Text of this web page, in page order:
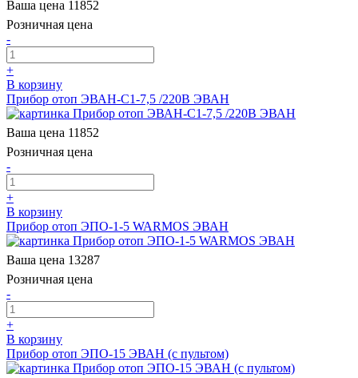
Ваша цена 11852
Розничная цена
-
+
В корзину
Прибор отоп ЭВАН-С1-7,5 /220В ЭВАН
Ваша цена 11852
Розничная цена
-
+
В корзину
Прибор отоп ЭПО-1-5 WARMOS ЭВАН
Ваша цена 13287
Розничная цена
-
+
В корзину
Прибор отоп ЭПО-15 ЭВАН (с пультом)